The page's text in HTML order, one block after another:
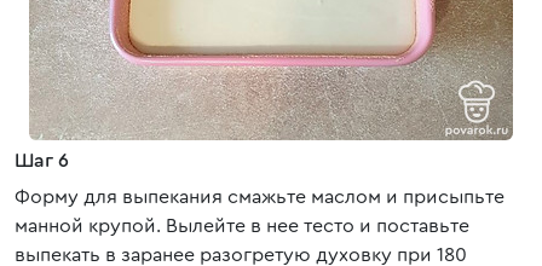
Шаг 6
Форму для выпекания смажьте маслом и присыпьте
манной крупой. Вылейте в нее тесто и поставьте
выпекать в заранее разогретую духовку при 180